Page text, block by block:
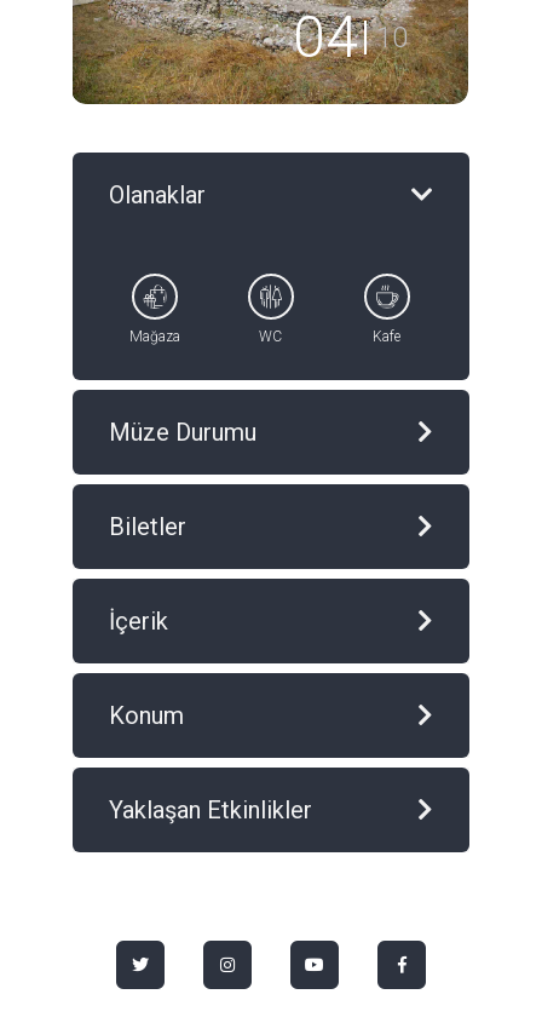
04 10
Olanaklar
Mağaza WC Kafe
Müze Durumu
Biletler
İçerik
Konum
Yaklaşan Etkinlikler